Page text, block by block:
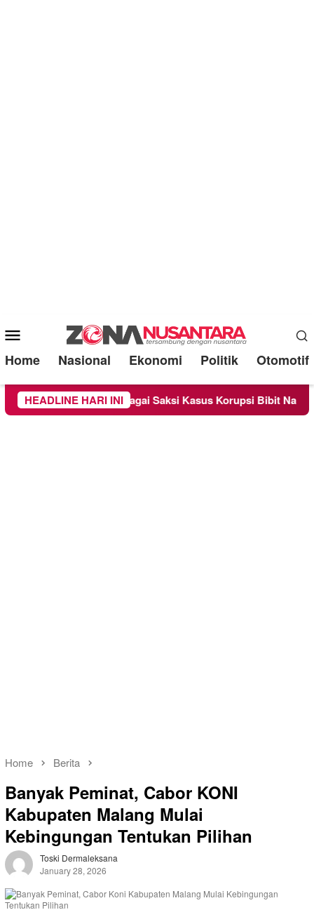
Mobile
Menu
Home Nasional Ekonomi Politik Otomotif
HEADLINE HARI INI
Sebagai Saksi Kasus Korupsi Bibit Nanas Sulsel Rp
Home Berita
Banyak Peminat, Cabor KONI
Kabupaten Malang Mulai
Kebingungan Tentukan Pilihan
Toski Dermaleksana
January 28, 2026